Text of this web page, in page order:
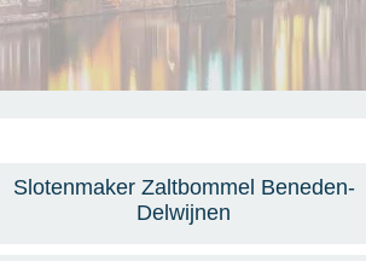
Slotenmaker Zaltbommel Beneden-
Delwijnen